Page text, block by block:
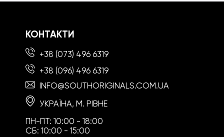
КОНТАКТИ
+38 (073) 496 6319
+38 (096) 496 6319
INFO@SOUTHORIGINALS.COM.UA
УКРАЇНА, М. РІВНЕ
ПН-ПТ: 10:00 - 18:00
СБ: 10:00 - 15:00